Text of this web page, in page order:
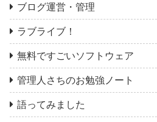
ブログ運営・管理
ラブライブ！
無料ですごいソフトウェア
管理人さちのお勉強ノート
語ってみました